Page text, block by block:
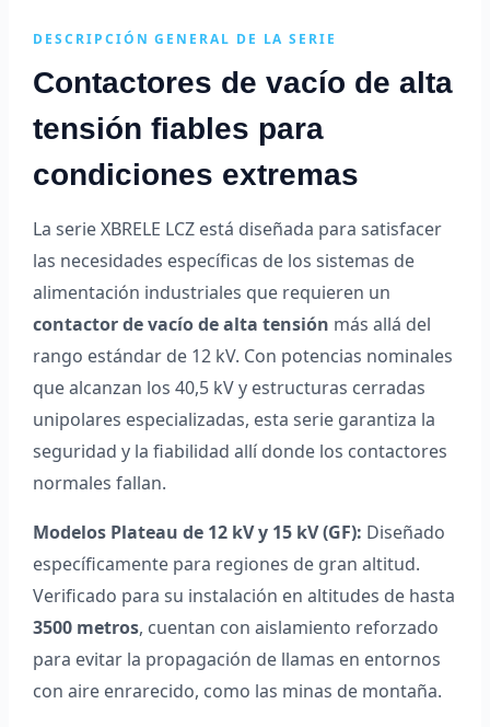
DESCRIPCIÓN GENERAL DE LA SERIE
Contactores de vacío de alta
tensión fiables para
condiciones extremas
La serie XBRELE LCZ está diseñada para satisfacer
las necesidades específicas de los sistemas de
alimentación industriales que requieren un
contactor de vacío de alta tensión más allá del
rango estándar de 12 kV. Con potencias nominales
que alcanzan los 40,5 kV y estructuras cerradas
unipolares especializadas, esta serie garantiza la
seguridad y la fiabilidad allí donde los contactores
normales fallan.
Modelos Plateau de 12 kV y 15 kV (GF): Diseñado
específicamente para regiones de gran altitud.
Verificado para su instalación en altitudes de hasta
3500 metros, cuentan con aislamiento reforzado
para evitar la propagación de llamas en entornos
con aire enrarecido, como las minas de montaña.